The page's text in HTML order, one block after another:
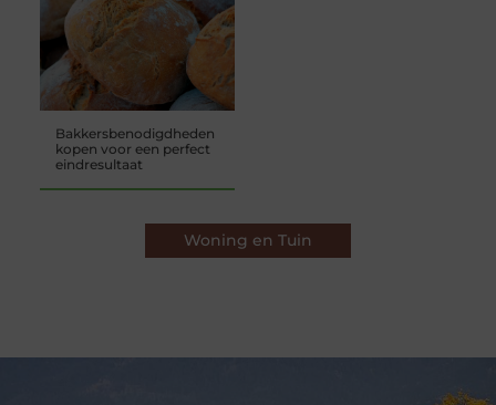
Bakkersbenodigdheden
kopen voor een perfect
eindresultaat
Woning en Tuin